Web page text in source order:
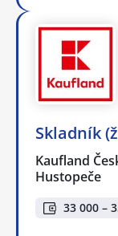
Skladník
Kaufland
Hustopeče
33 000 –